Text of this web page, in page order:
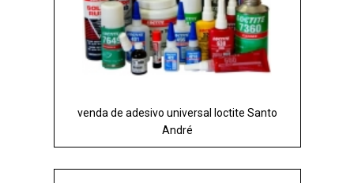
venda de adesivo universal loctite Santo
André